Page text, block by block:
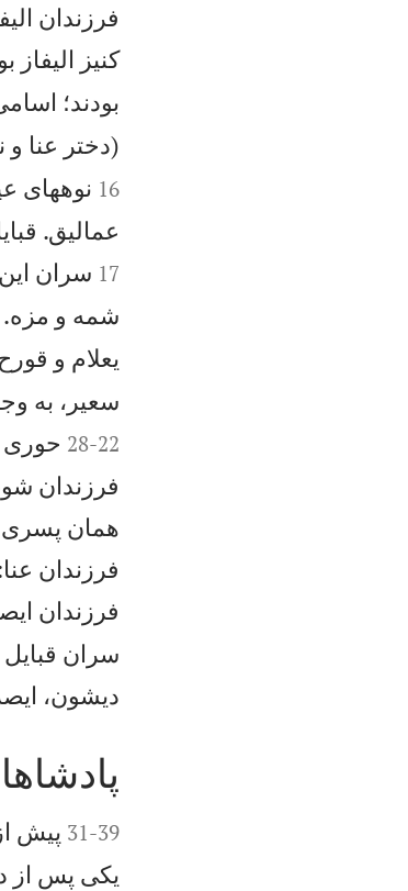
فرزندان
كنيز اليفاز
بودند؛
(دختر عنا
16 نوههای
عماليق.
17 سران
شمه و مزه.
يعلام و
سعير، به
22
-
28 حوری
فرزندان
همان پسری
فرزندان
فرزندان
سران
ديشون،


31-39
پيش
يكی پس از